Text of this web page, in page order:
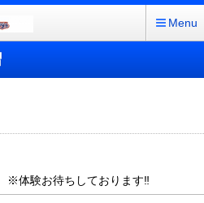
Menu
待ちしております‼︎